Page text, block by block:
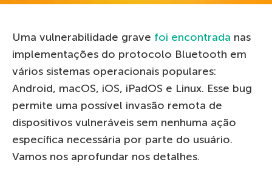
Uma vulnerabilidade grave foi encontrada nas
implementações do protocolo Bluetooth em
vários sistemas operacionais populares:
Android, macOS, iOS, iPadOS e Linux. Esse bug
permite uma possível invasão remota de
dispositivos vulneráveis sem nenhuma ação
específica necessária por parte do usuário.
Vamos nos aprofundar nos detalhes.